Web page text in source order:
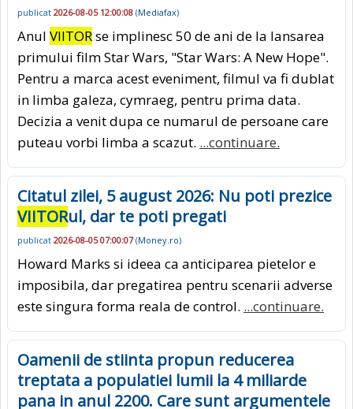
publicat 2026-08-05 12:00:08 (Mediafax)
Anul VIITORse implinesc 50 de ani de la lansarea
primului film Star Wars, "Star Wars: A New Hope".
Pentru a marca acest eveniment, filmul va fi dublat
in limba galeza, cymraeg, pentru prima data.
Decizia a venit dupa ce numarul de persoane care
puteau vorbi limba a scazut. ...continuare.
Citatul zilei, 5 august 2026: Nu poti prezice
VIITORul, dar te poti pregati
publicat 2026-08-05 07:00:07(Money.ro)
Howard Marks si ideea ca anticiparea pietelor e
imposibila, dar pregatirea pentru scenarii adverse
este singura forma reala de control. ...continuare.
Oamenii de stiinta propun reducerea
treptata a populatiei lumii la 4 miliarde
pana in anul 2200. Care sunt argumentele